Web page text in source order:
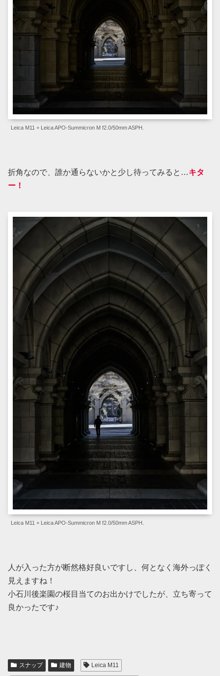
Leica M11 + Leica APO-Summicron M f2.0/50mm ASPH.
折角なので、誰か通らないかと少し待ってみると…キタ
ー！
Leica M11 + Leica APO-Summicron M f2.0/50mm ASPH.
人が入った方が断然格好良いですし、何となく海外っぽく
見えますね！
小石川後楽園の桜目当てのお出かけでしたが、立ち寄って
良かったです♪
スナップ 建物 Leica M11